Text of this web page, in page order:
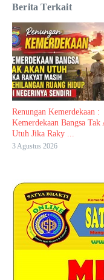
Berita Terkait
Renungan Kemerdekaan :
Kemerdekaan Bangsa Tak
Utuh Jika Raky ...
3 Agustus 2026